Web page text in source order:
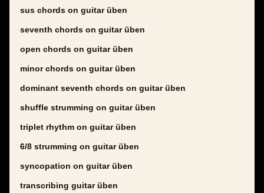
sus chords on guitar üben
seventh chords on guitar üben
open chords on guitar üben
minor chords on guitar üben
dominant seventh chords on guitar üben
shuffle strumming on guitar üben
triplet rhythm on guitar üben
6/8 strumming on guitar üben
syncopation on guitar üben
transcribing guitar üben